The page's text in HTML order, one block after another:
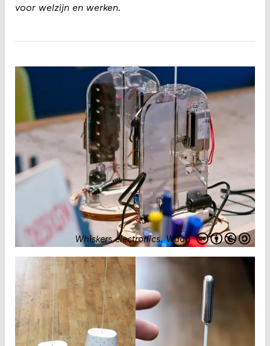
voor welzijn en werken.
Whiskers electronics.Waag